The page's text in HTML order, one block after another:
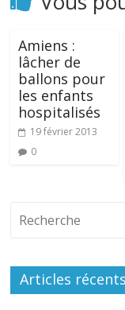
Amiens :
lâcher de
ballons pour
les enfants
hospitalisés
19 février 2013
0
Articles récents